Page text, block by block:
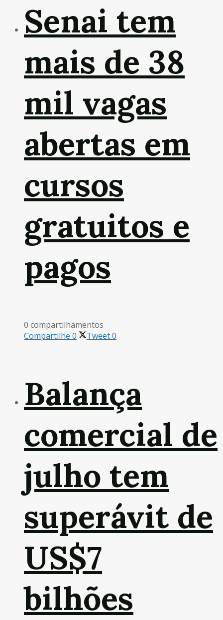
Senai tem
mais de 38
mil vagas
abertas em
cursos
gratuitos e
pagos
0 compartilhamentos
Compartilhe 0 Tweet0
Balança
comercial de
julho tem
superávit de
US$7
bilhões